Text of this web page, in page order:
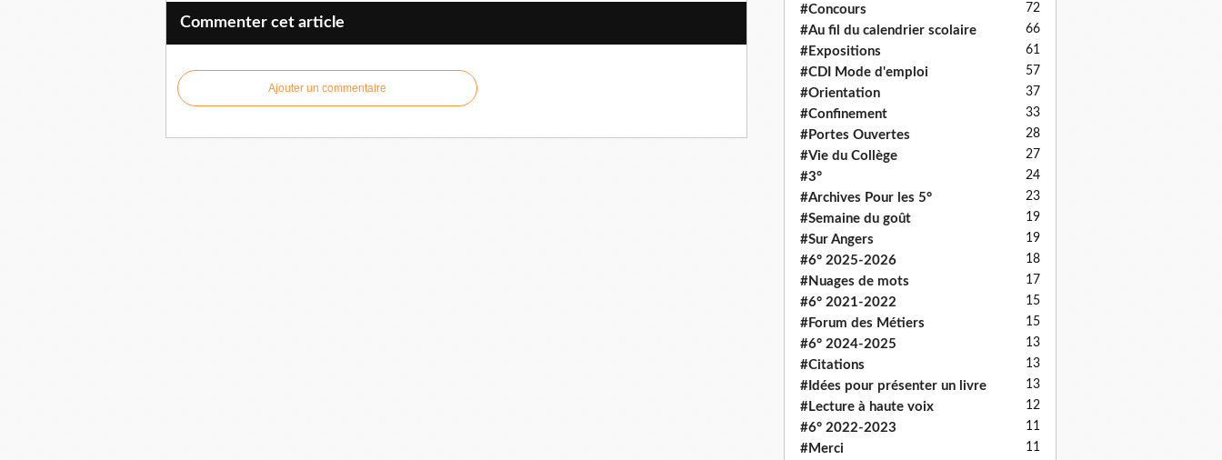
Commenter cet article
Ajouter un commentaire
#Concours 72
#Au fil du calendrier scolaire 66
#Expositions 61
#CDI Mode d'emploi 57
#Orientation 37
#Confinement 33
#Portes Ouvertes 28
#Vie du Collège 27
#3° 24
#Archives Pour les 5° 23
#Semaine du goût 19
#Sur Angers 19
#6° 2025-2026 18
#Nuages de mots 17
#6° 2021-2022 15
#Forum des Métiers 15
#6° 2024-2025 13
#Citations 13
#Idées pour présenter un livre 13
#Lecture à haute voix 12
#6° 2022-2023 11
#Merci 11